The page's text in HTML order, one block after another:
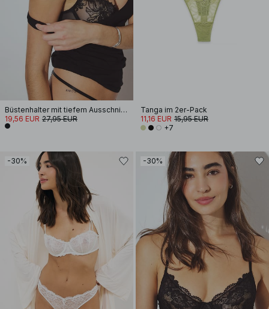
Büstenhalter mit tiefem Ausschnitt und Pailletten
19,56 EUR 27,95 EUR
Tanga im 2er-Pack
11,16 EUR 15,95 EUR
+7
-30% -30%